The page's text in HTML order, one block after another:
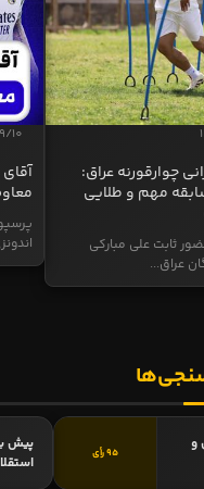
چوارقورنه عراق:
مهم و طلایی
ثابت علی مبارکی
عراق...
10
و
95 رأی
پیش